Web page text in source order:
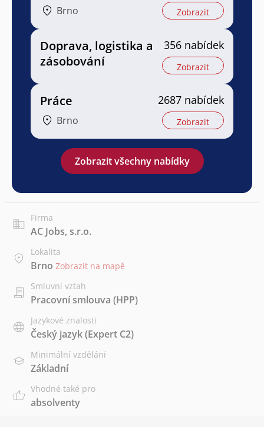
Brno Zobrazit
Doprava, logistika a
zásobování
356 nabídek
Zobrazit
Práce
Brno
2687 nabídek
Zobrazit
Zobrazit všechny nabídky
Firma
AC Jobs, s.r.o.
Lokalita
Brno Zobrazit na mapě
Smluvní vztah
Pracovní smlouva (HPP)
Jazykové znalosti
Český jazyk(Expert C2)
Minimální vzdělání
Základní
Vhodné také pro
absolventy